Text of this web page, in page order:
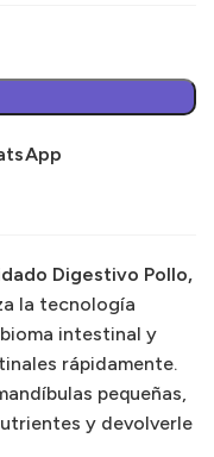
Digestivo Pollo,
la tecnología
intestinal y
rápidamente.
pequeñas,
y devolverle